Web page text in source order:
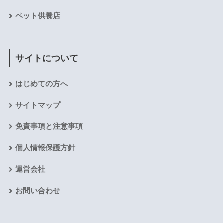
ペット供養店
サイトについて
はじめての方へ
サイトマップ
免責事項と注意事項
個人情報保護方針
運営会社
お問い合わせ